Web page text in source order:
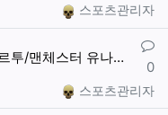
작성자스포츠관리자
맨체스터 유나이티…
댓글
0
작성자스포츠관리자